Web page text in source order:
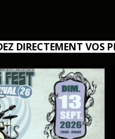
DIRECTEMENT VOS